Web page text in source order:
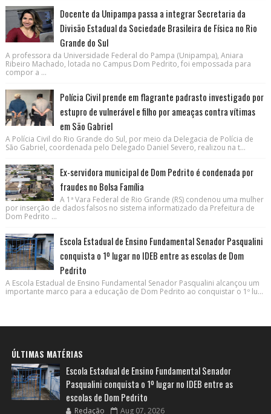
Docente da Unipampa passa a integrar Secretaria da
Divisão Estadual da Sociedade Brasileira de Física no Rio
Grande do Sul
A professora da Universidade Federal do Pampa (Unipampa), Aniara
Ribeiro Machado, lotada no Campus Dom Pedrito, foi empossada para
compor a ...
Polícia Civil prende em flagrante padrasto investigado por
estupro de vulnerável e filho por ameaças contra vítimas
em São Gabriel
A Polícia Civil do Rio Grande do Sul, por meio da Delegacia de Polícia de
São Gabriel, coordenada pelo Delegado Daniel Severo, realizou na t...
Ex-servidora municipal de Dom Pedrito é condenada por
fraudes no Bolsa Família
A 1ª Vara Federal de Rio Grande (RS) condenou uma mulher
por inserção de dados falsos no sistema informatizado da Prefeitura de
Dom Pedrito ...
Escola Estadual de Ensino Fundamental Senador Pasqualini
conquista o 1º lugar no IDEB entre as escolas de Dom
Pedrito
A Escola Estadual de Ensino Fundamental Senador Pasqualini alcançou um
importante marco para a educação de Dom Pedrito ao conquistar o 1º lu...
ÚLTIMAS MATÉRIAS
Escola Estadual de Ensino Fundamental Senador
Pasqualini conquista o 1º lugar no IDEB entre as
escolas de Dom Pedrito
Redação Aug 07, 2026